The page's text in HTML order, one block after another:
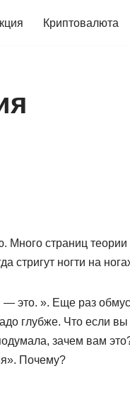
Криптовалюта
Много страниц теории
стригут ногти на
— это. ». Еще раз
глубже. Что если вы
зачем вам
Почему?